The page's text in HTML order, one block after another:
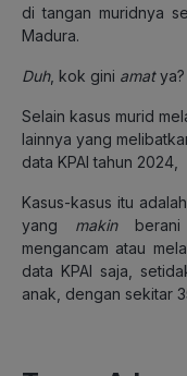
di tangan muridnya
Madura.
Duh, kok gini amatya?
Selain kasus murid
lainnya yang
data KPAI tahun 2024,
Kasus-kasus itu
yang makinberani
mengancam atau
data KPAI saja,
anak, dengan sekitar